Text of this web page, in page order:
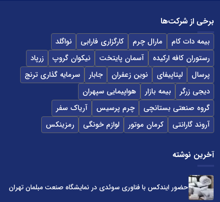
برخی از شرکت‌ها
بیمه دات کام مارال چرم کارگزاری فارابی
نواگلد
رستوران کافه ارکیده
آسمان پایتخت نیکوان گروپ
زرپاد
پرسال
لپتاپیفای نوین زعفران جابار
سرمایه گذاری ترنج
دیجی زرگر
بیمه بازار
هواپیمایی سپهران
گروه صنعتی بستانچی
چرم پرسیس
آریاک سفر
آروند گارانتی
کرمان موتور لوازم خونگی رمزینکس
آخرین نوشته
حضور ایندکس با فناوری سوئدی در نمایشگاه صنعت مبلمان تهران